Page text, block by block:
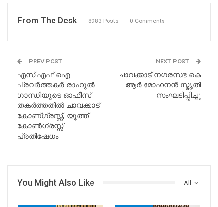
From The Desk 8983 Posts 0 Comments
PREV POST
എസ് എഫ് ഐ
പ്രവർത്തകർ രാഹുൽ
ഗാന്ധിയുടെ ഓഫീസ്
തകർത്തതിൽ ചാവക്കാട്
കോണ്ഗ്രസ്സ്, യൂത്ത്
കോൺഗ്രസ്സ്
പ്രതിഷേധം
NEXT POST
ചാവക്കാട് നഗരസഭ കെ
ആർ മോഹനൻ സ്മൃതി
സംഘടിപ്പിച്ചു
All
You Might Also Like